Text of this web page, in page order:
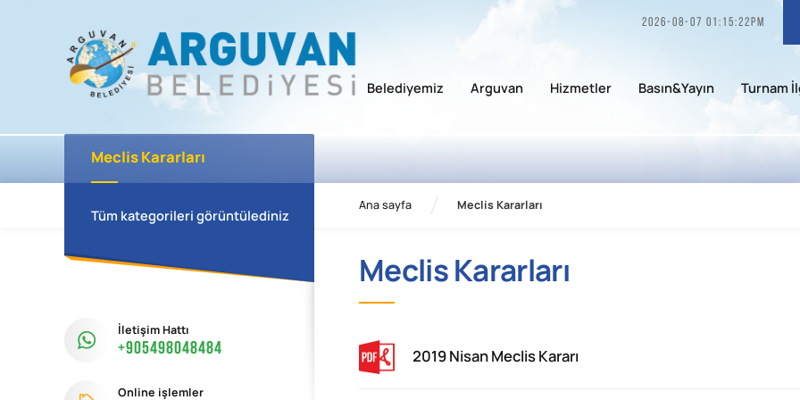
2026-08-07 01:15:22pm
Belediyemiz Arguvan Hizmetler Basın&Yayın Turnam
Ana sayfa Meclis Kararları
Meclis Kararları
Tüm kategorileri görüntülediniz
İletişim Hattı
+905498048484
Online işlemler
Meclis Kararları
2019 Nisan Meclis Kararı